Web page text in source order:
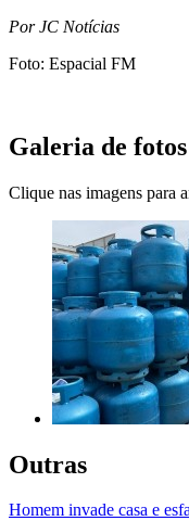
Por JC Notícias
Foto: Espacial FM
Galeria de fotos
Clique nas imagens para
Outras
Homem invade casa e